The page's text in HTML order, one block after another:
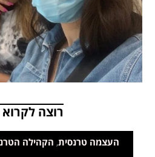
רוצה
העצמה טרנסית, הקהילה